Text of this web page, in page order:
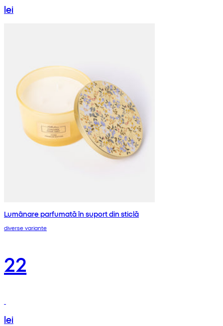
lei
Lumânare parfumată în suport din sticlă
diverse variante
22
lei